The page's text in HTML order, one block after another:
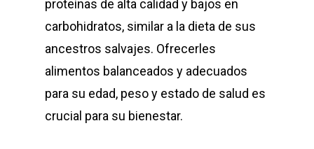
proteínas de alta calidad y bajos en
carbohidratos, similar a la dieta de sus
ancestros salvajes. Ofrecerles
alimentos balanceados y adecuados
para su edad, peso y estado de salud es
crucial para su bienestar.